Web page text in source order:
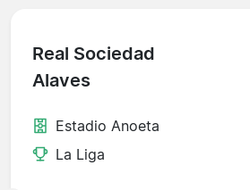
Real Sociedad
Alaves
Estadio Anoeta
La Liga